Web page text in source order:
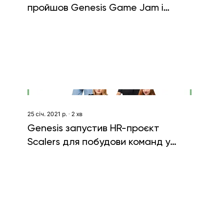
пройшов Genesis Game Jam і
25 січ. 2021 р.∙ 2 хв
Genesis запустив HR-проєкт
Scalers для побудови команд у